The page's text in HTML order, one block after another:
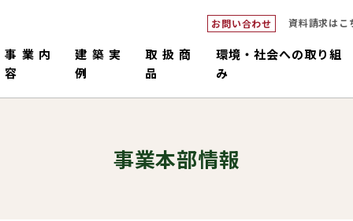
お問い合わせ 資料請求はこ
事業内
容
建築実
例
取扱商
品
環境・社会への取り組
み
事業本部情報